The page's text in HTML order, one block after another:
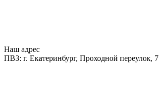
Наш адрес
ПВЗ: г. Екатеринбург, Проходной переулок, 7